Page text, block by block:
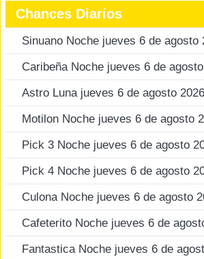
Chances Diarios
Sinuano Noche jueves 6 de agosto
Caribeña Noche jueves 6 de
Astro Luna jueves 6 de agosto 2026
Motilon Noche jueves 6 de agosto
Pick 3 Noche jueves 6 de agosto
Pick 4 Noche jueves 6 de agosto
Culona Noche jueves 6 de agosto
Cafeterito Noche jueves 6 de
Fantastica Noche jueves 6 de